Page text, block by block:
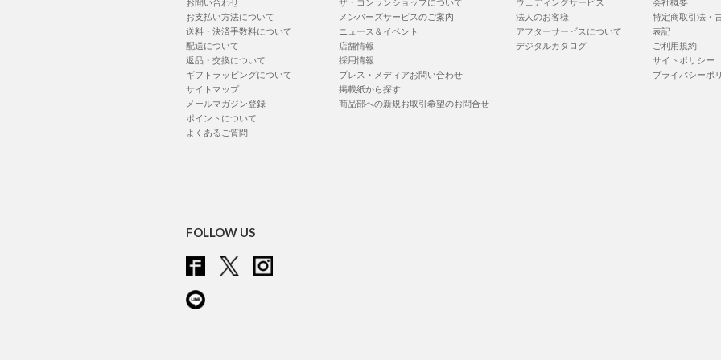
お支払い方法について
送料・決済手数料について
配送について
返品・交換について
ギフトラッピングについて
サイトマップ
メールマガジン登録
ポイントについて
よくあるご質問
メンバーズサービスのご案内
ニュース＆イベント
店舗情報
採用情報
プレス・メディアお問い合わせ
掲載紙から探す
商品部への新規お取引希望のお問合せ
法人のお客様
アフターサービスについて
デジタルカタログ
特定商取引法・
表記
ご利用規約
サイトポリシー
プライバシーポ
FOLLOW US